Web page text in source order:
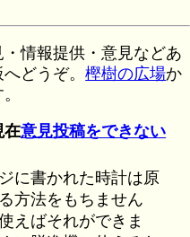
情報提供・意見などあ
へどうぞ。樫樹の広場か
在意見投稿をできない
に書かれた時計は原
方法をもちません
えばそれができま